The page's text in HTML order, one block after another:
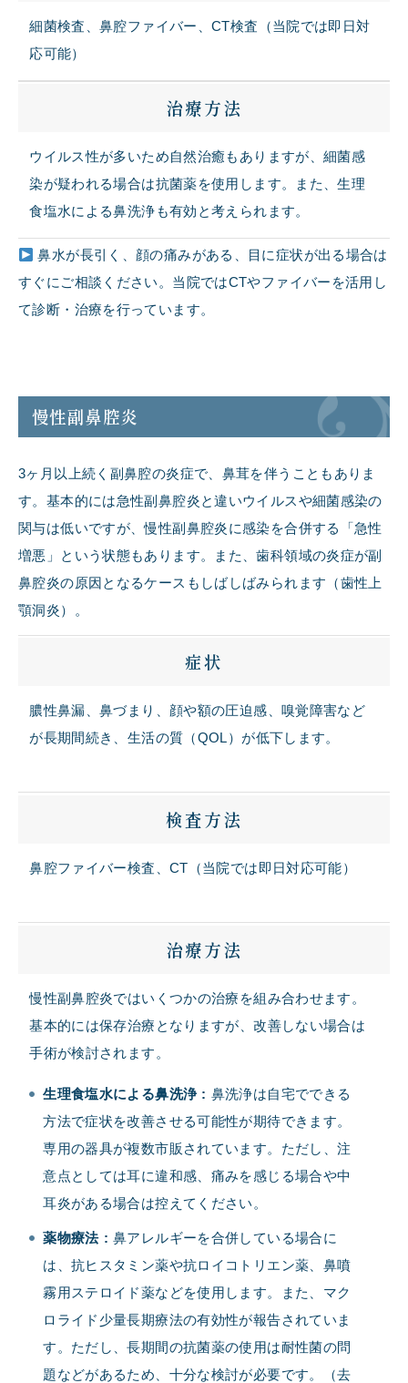
細菌検査、鼻腔ファイバー、CT検査（当院では即日対
応可能）
治療方法
ウイルス性が多いため自然治癒もありますが、細菌感
染が疑われる場合は抗菌薬を使用します。また、生理
食塩水による鼻洗浄も有効と考えられます。
鼻水が長引く、顔の痛みがある、目に症状が出る場合は
すぐにご相談ください。当院ではCTやファイバーを活用し
て診断・治療を行っています。
慢性副鼻腔炎
3ヶ月以上続く副鼻腔の炎症で、鼻茸を伴うこともありま
す。基本的には急性副鼻腔炎と違いウイルスや細菌感染の
関与は低いですが、慢性副鼻腔炎に感染を合併する「急性
増悪」という状態もあります。また、歯科領域の炎症が副
鼻腔炎の原因となるケースもしばしばみられます（歯性上
顎洞炎）。
症状
膿性鼻漏、鼻づまり、顔や額の圧迫感、嗅覚障害など
が長期間続き、生活の質（QOL）が低下します。
検査方法
鼻腔ファイバー検査、CT（当院では即日対応可能）
治療方法
慢性副鼻腔炎ではいくつかの治療を組み合わせます。
基本的には保存治療となりますが、改善しない場合は
手術が検討されます。
生理食塩水による鼻洗浄 : 鼻洗浄は自宅でできる
方法で症状を改善させる可能性が期待できます。
専用の器具が複数市販されています。ただし、注
意点としては耳に違和感、痛みを感じる場合や中
耳炎がある場合は控えてください。
薬物療法 : 鼻アレルギーを合併している場合に
は、抗ヒスタミン薬や抗ロイコトリエン薬、鼻噴
霧用ステロイド薬などを使用します。また、マク
ロライド少量長期療法の有効性が報告されていま
す。ただし、長期間の抗菌薬の使用は耐性菌の問
題などがあるため、十分な検討が必要です。（去